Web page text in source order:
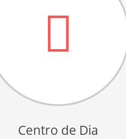
Centro de Dia